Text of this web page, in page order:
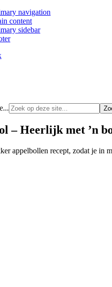
navigation
content
sidebar
– Heerlijk met ’n
appelbollen recept, zodat je in